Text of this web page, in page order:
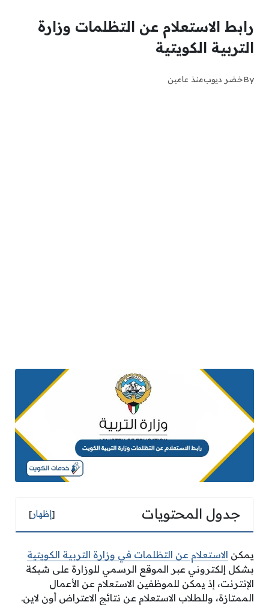
رابط الاستعلام عن التظلمات وزارة
التربية الكويتية
Byخضر ديوبمنذ عامين
جدول المحتويات [إظهار]
يمكن الاستعلام عن التظلمات في وزارة التربية الكويتية
بشكل إلكتروني عبر الموقع الرسمي للوزارة على شبكة
الإنترنت، إذ يمكن للموظفين الاستعلام عن الأعمال
الممتازة، وللطلاب الاستعلام عن نتائج الاعتراض أون لاين.